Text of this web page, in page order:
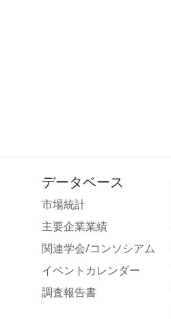
データベース
市場統計
主要企業業績
関連学会/コンソシアム
イベントカレンダー
調査報告書